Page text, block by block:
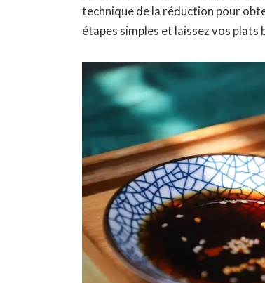
technique de la réduction pour
étapes simples et laissez vos